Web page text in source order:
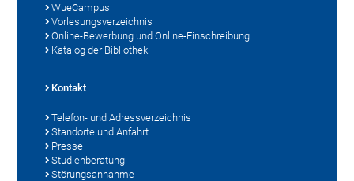
WueCampus
Vorlesungsverzeichnis
Online-Bewerbung und Online-Einschreibung
Katalog der Bibliothek
Kontakt
Telefon- und Adressverzeichnis
Standorte und Anfahrt
Presse
Studienberatung
Störungsannahme